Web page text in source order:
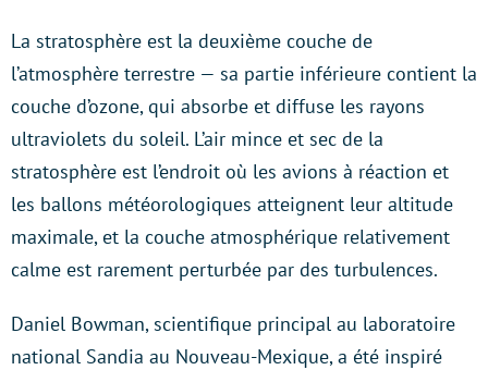
La stratosphère est la deuxième couche de
l’atmosphère terrestre — sa partie inférieure contient la
couche d’ozone, qui absorbe et diffuse les rayons
ultraviolets du soleil. L’air mince et sec de la
stratosphère est l’endroit où les avions à réaction et
les ballons météorologiques atteignent leur altitude
maximale, et la couche atmosphérique relativement
calme est rarement perturbée par des turbulences.
Daniel Bowman, scientifique principal au laboratoire
national Sandia au Nouveau-Mexique, a été inspiré